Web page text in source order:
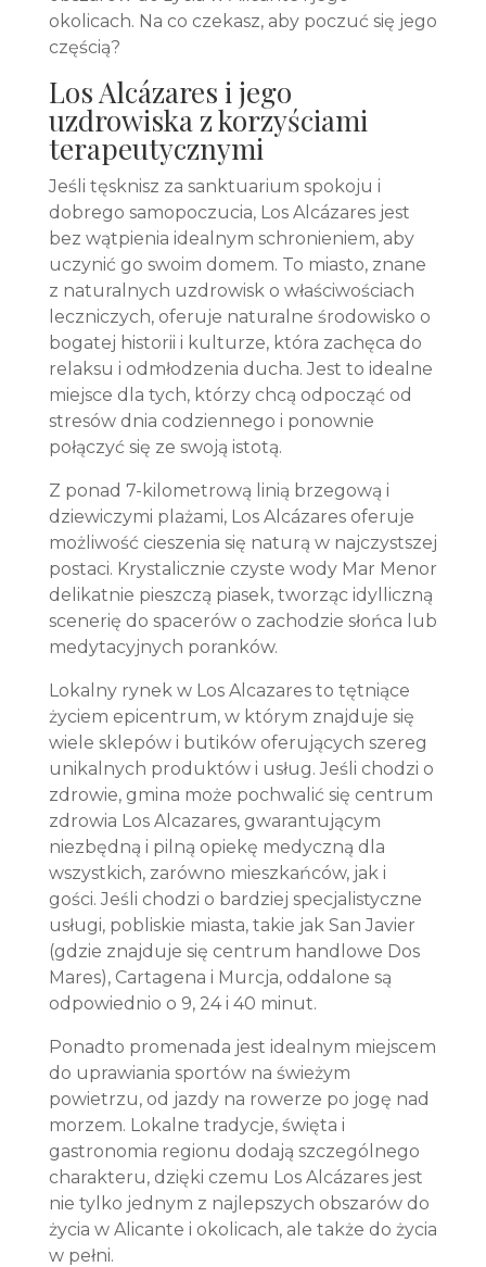
okolicach. Na co czekasz, aby poczuć się jego
częścią?
Los Alcázares i jego
uzdrowiska z korzyściami
terapeutycznymi
Jeśli tęsknisz za sanktuarium spokoju i
dobrego samopoczucia, Los Alcázares jest
bez wątpienia idealnym schronieniem, aby
uczynić go swoim domem. To miasto, znane
z naturalnych uzdrowisk o właściwościach
leczniczych, oferuje naturalne środowisko o
bogatej historii i kulturze, która zachęca do
relaksu i odmłodzenia ducha. Jest to idealne
miejsce dla tych, którzy chcą odpocząć od
stresów dnia codziennego i ponownie
połączyć się ze swoją istotą.
Z ponad 7-kilometrową linią brzegową i
dziewiczymi plażami, Los Alcázares oferuje
możliwość cieszenia się naturą w najczystszej
postaci. Krystalicznie czyste wody Mar Menor
delikatnie pieszczą piasek, tworząc idylliczną
scenerię do spacerów o zachodzie słońca lub
medytacyjnych poranków.
Lokalny rynek w Los Alcazares to tętniące
życiem epicentrum, w którym znajduje się
wiele sklepów i butików oferujących szereg
unikalnych produktów i usług. Jeśli chodzi o
zdrowie, gmina może pochwalić się centrum
zdrowia Los Alcazares, gwarantującym
niezbędną i pilną opiekę medyczną dla
wszystkich, zarówno mieszkańców, jak i
gości. Jeśli chodzi o bardziej specjalistyczne
usługi, pobliskie miasta, takie jak San Javier
(gdzie znajduje się centrum handlowe Dos
Mares), Cartagena i Murcja, oddalone są
odpowiednio o 9, 24 i 40 minut.
Ponadto promenada jest idealnym miejscem
do uprawiania sportów na świeżym
powietrzu, od jazdy na rowerze po jogę nad
morzem. Lokalne tradycje, święta i
gastronomia regionu dodają szczególnego
charakteru, dzięki czemu Los Alcázares jest
nie tylko jednym z najlepszych obszarów do
życia w Alicante i okolicach, ale także do życia
w pełni.